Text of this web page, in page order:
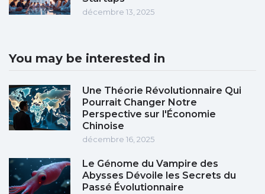
décembre 13, 2025
You may be interested in
Une Théorie Révolutionnaire Qui
Pourrait Changer Notre
Perspective sur l'Économie
Chinoise
décembre 16, 2025
Le Génome du Vampire des
Abysses Dévoile les Secrets du
Passé Évolutionnaire